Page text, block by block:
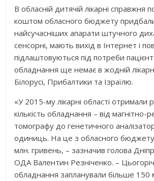
В обласній дитячій лікарні справжня
коштом обласного бюджету
найсучасніших апарати штучного
сенсорні, мають вихід в Інтернет і
підлаштовуються під потреби
обладнання ще немає в жодній
Білорусі, Прибалтики та Ізраїлю.
«У 2015-му лікарні області отримали
кількість обладнання – від магнітно-
томографу до генетичного
одиниць. На це з обласного
млн. гривень, – зазначив голова
ОДА Валентин Резніченко. –
обладнання запланували більше 150